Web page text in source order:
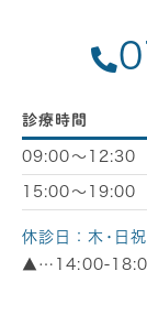
診療時間
09:00～12:30
15:00～19:00
休診日：木･日祝
▲…14:00-